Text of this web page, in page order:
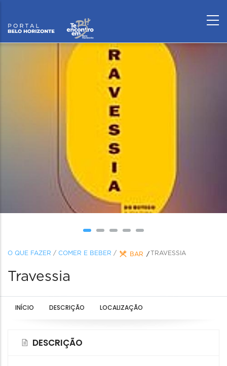
O QUE FAZER / COMER E BEBER / BAR TRAVESSIA
Travessia
INÍCIO DESCRIÇÃO LOCALIZAÇÃO
DESCRIÇÃO